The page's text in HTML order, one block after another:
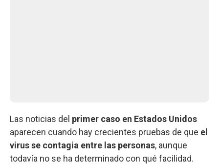
Las noticias del primer caso en Estados Unidos
aparecen cuando hay crecientes pruebas de que el
virus se contagia entre las personas, aunque
todavía no se ha determinado con qué facilidad.